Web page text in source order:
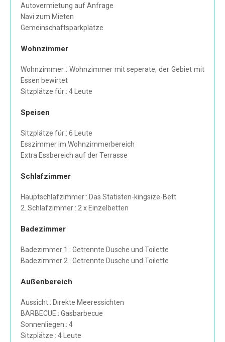
Autovermietung auf Anfrage
Navi zum Mieten
Gemeinschaftsparkplätze
Wohnzimmer
Wohnzimmer : Wohnzimmer mit seperate, der Gebiet mit
Essen bewirtet
Sitzplätze für : 4 Leute
Speisen
Sitzplätze für : 6 Leute
Esszimmer im Wohnzimmerbereich
Extra Essbereich auf der Terrasse
Schlafzimmer
Hauptschlafzimmer : Das Statisten-kingsize-Bett
2. Schlafzimmer : 2 x Einzelbetten
Badezimmer
Badezimmer 1 : Getrennte Dusche und Toilette
Badezimmer 2 : Getrennte Dusche und Toilette
Außenbereich
Aussicht : Direkte Meeressichten
BARBECUE : Gasbarbecue
Sonnenliegen : 4
Sitzplätze : 4 Leute